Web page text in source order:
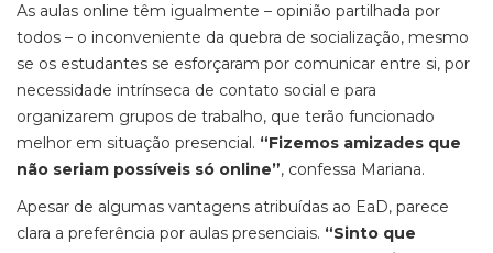
As aulas online têm igualmente – opinião partilhada por
todos – o inconveniente da quebra de socialização, mesmo
se os estudantes se esforçaram por comunicar entre si, por
necessidade intrínseca de contato social e para
organizarem grupos de trabalho, que terão funcionado
melhor em situação presencial. “Fizemos amizades que
não seriam possíveis só online”, confessa Mariana.
Apesar de algumas vantagens atribuídas ao EaD, parece
clara a preferência por aulas presenciais. “Sinto que